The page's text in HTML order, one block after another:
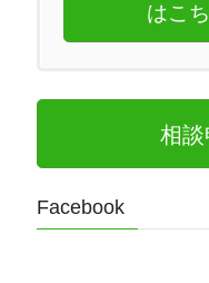
はこ
相談
Facebook